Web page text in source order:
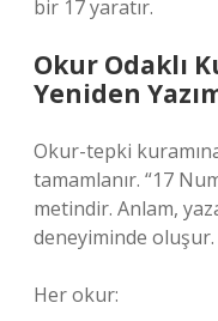
bir 17 yaratır.
Okur Odaklı
Yeniden
Okur-tepki
tamamlanır. “17
metindir. Anlam,
deneyiminde oluşur.
Her okur: